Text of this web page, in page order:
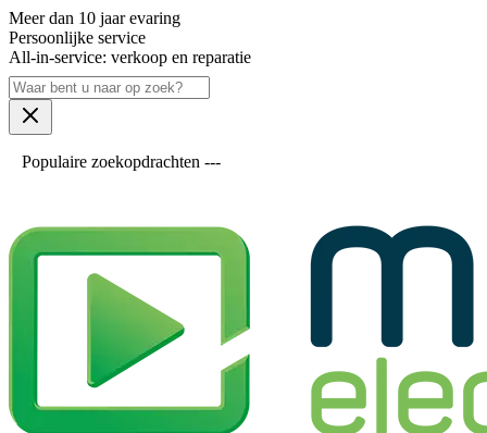
Meer dan 10 jaar evaring
Persoonlijke service
All-in-service: verkoop en reparatie
Populaire zoekopdrachten ---